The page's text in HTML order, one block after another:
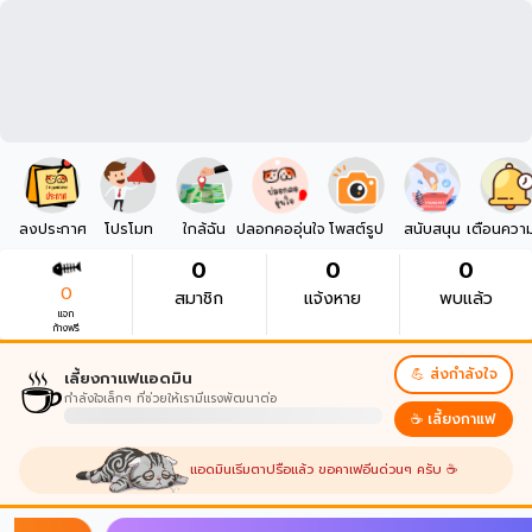
ลงประกาศ โปรโมท ใกล้ฉัน ปลอกคออุ่นใจ โพสต์รูป สนับสนุน เตือนควา
0
แจก
ก้างฟรี
0
สมาชิก
0
แจ้งหาย
0
พบแล้ว
☕เลี้ยงกาแฟแอดมิน
กำลังใจเล็กๆ ที่ช่วยให้เรามีแรงพัฒนาต่อ
💪 ส่งกำลังใจ
☕ เลี้ยงกาแฟ
แอดมินเริ่มตาปรือแล้ว ขอคาเฟอีนด่วนๆ ครับ ☕